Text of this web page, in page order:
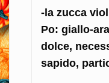
-la zucca
Po: giallo-
dolce,
sapido,